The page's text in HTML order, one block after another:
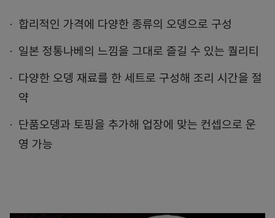
합리적인 가격에 다양한 종류의 오뎅으로 구성
일본 정통나베의 느낌을 그대로 즐길 수 있는 퀄리티
다양한 오뎅 재료를 한 세트로 구성해 조리 시간을 절
약
단품오뎅과 토핑을 추가해 업장에 맞는 컨셉으로 운
영 가능